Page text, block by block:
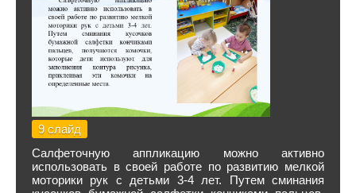
9 слайд
Салфеточную аппликацию можно активно
использовать в своей работе по развитию мелкой
моторики рук с детьми 3-4 лет. Путем сминания